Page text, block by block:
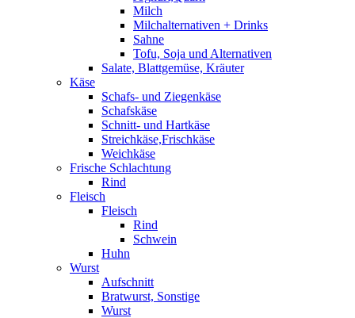
Milch
Milchalternativen + Drinks
Sahne
Tofu, Soja und Alternativen
Salate, Blattgemüse, Kräuter
Käse
Schafs- und Ziegenkäse
Schafskäse
Schnitt- und Hartkäse
Streichkäse,Frischkäse
Weichkäse
Frische Schlachtung
Rind
Fleisch
Fleisch
Rind
Schwein
Huhn
Wurst
Aufschnitt
Bratwurst, Sonstige
Wurst